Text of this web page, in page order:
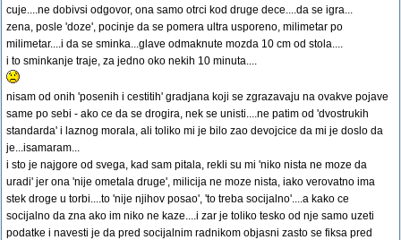
cuje....ne dobivsi odgovor, ona samo otrci kod druge dece....da se igra...
zena, posle 'doze', pocinje da se pomera ultra usporeno, milimetar po
milimetar....i da se sminka...glave odmaknute mozda 10 cm od stola....
i to sminkanje traje, za jedno oko nekih 10 minuta....
nisam od onih 'posenih i cestitih' gradjana koji se zgrazavaju na ovakve pojave
same po sebi - ako ce da se drogira, nek se unisti....ne patim od 'dvostrukih
standarda' i laznog morala, ali toliko mi je bilo zao devojcice da mi je doslo da
je...isamaram...
i sto je najgore od svega, kad sam pitala, rekli su mi 'niko nista ne moze da
uradi' jer ona 'nije ometala druge', milicija ne moze nista, iako verovatno ima
stek droge u torbi....to 'nije njihov posao', 'to treba socijalno'....a kako ce
socijalno da zna ako im niko ne kaze....i zar je toliko tesko od nje samo uzeti
podatke i navesti je da pred socijalnim radnikom objasni zasto se fiksa pred